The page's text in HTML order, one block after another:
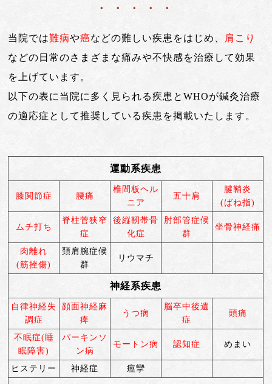
お問い合わせはこちら
鍼灸総合治療
漢方茶サロン 伽羅木
該当施術一覧
サイトマップ
ブログ
ニュース
・・・・・
当院では難病や癌などの難しい疾患をはじめ、 肩こり
などの日常のさまざまな痛みや不快感を治療して効果
を上げています。
以下の表に当院に多く見られる疾患とWHOが鍼灸治療
の適応症として推奨している疾患を掲載いたします。
運動系疾患
膝関節症 腰痛
椎間板ヘル
ニア
五十肩
腱鞘炎
(ばね指)
ムチ打ち
脊柱菅狭窄
症
後縦靭帯骨
化症
肘部管症候
群
坐骨神経痛
肉離れ
(筋挫傷)
頚肩腕症候
群
リウマチ
神経系疾患
自律神経失
調症
顔面神経麻
痺
うつ病
脳卒中後遺
症
頭痛
不眠症(睡
眠障害)
パーキンソ
ン病
モートン病 認知症 めまい
ヒステリー 神経症 痙攣